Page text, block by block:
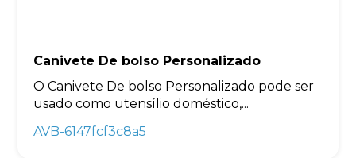
Canivete De bolso Personalizado
O Canivete De bolso Personalizado pode ser
usado ​​como utensílio doméstico,...
AVB-6147fcf3c8a5